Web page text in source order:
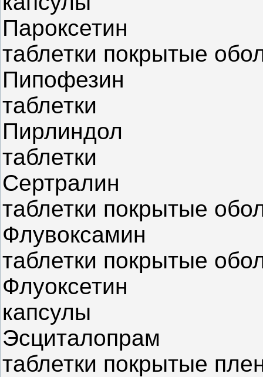
Пароксетин
таблетки покрытые
Пипофезин
таблетки
Пирлиндол
таблетки
Сертралин
таблетки покрытые
Флувоксамин
таблетки покрытые
Флуоксетин
капсулы
Эсциталопрам
таблетки покрытые